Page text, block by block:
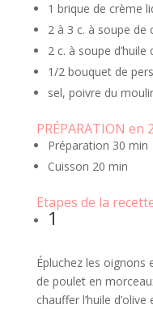
1 brique de crème
2 à 3 c. à soupe de
2 c. à soupe d’huile
1/2 bouquet de
sel, poivre du
PRÉPARATION en
Préparation 30 min
Cuisson 20 min
Etapes de la
1
Épluchez les oignons
de poulet en
chauffer l’huile